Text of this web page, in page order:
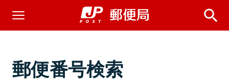
郵便番号検索